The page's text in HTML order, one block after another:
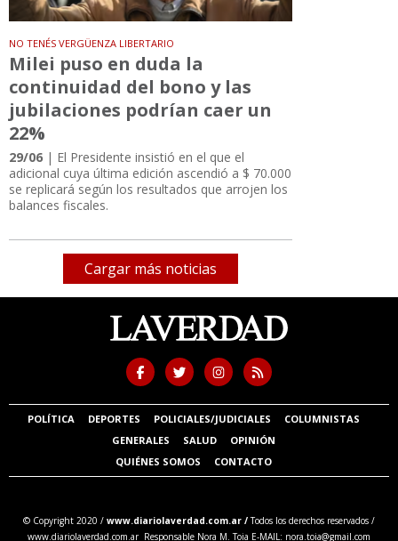
NO TENÉS VERGÜENZA LIBERTARIO
Milei puso en duda la
continuidad del bono y las
jubilaciones podrían caer un
22%
29/06 | El Presidente insistió en el que el
adicional cuya última edición ascendió a $ 70.000
se replicará según los resultados que arrojen los
balances fiscales.
Cargar más noticias
POLÍTICA DEPORTES POLICIALES/JUDICIALES
COLUMNISTAS
GENERALES
SALUD
OPINIÓN
QUIÉNES SOMOS
CONTACTO
© Copyright 2020 / www.diariolaverdad.com.ar /Todos los derechos reservados /
www.diariolaverdad.com.ar Responsable Nora M. Toia E-MAIL: nora.toia@gmail.com